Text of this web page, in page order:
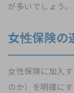
が多いでしょう。
女性保険の
女性保険に加入
のか）を明確に